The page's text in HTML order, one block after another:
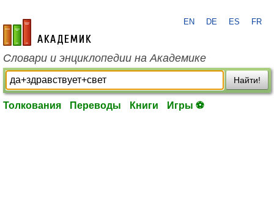
academic.ru
EN DE ES FR
Словари и энциклопедии на Академике
Найти!
Толкования Переводы Книги Игры ⚽